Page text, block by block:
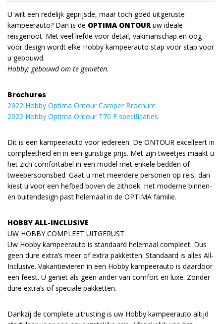
U wilt een redelijk geprijsde, maar toch goed uitgeruste
kampeerauto? Dan is de OPTIMA ONTOUR uw ideale
reisgenoot. Met veel liefde voor detail, vakmanschap en oog
voor design wordt elke Hobby kampeerauto stap voor stap voor
u gebouwd.
Hobby; gebouwd om te genieten.
Brochures
2022 Hobby Optima Ontour Camper Brochure
2022 Hobby Optima Ontour T70 F specificaties
Dit is een kampeerauto voor iedereen. De ONTOUR excelleert in
compleetheid en in een gunstige prijs. Met zijn tweetjes maakt u
het zich comfortabel in een model met enkele bedden of
tweepersoonsbed. Gaat u met meerdere personen op reis, dan
kiest u voor een hefbed boven de zithoek. Het moderne binnen-
en buitendesign past helemaal in de OPTIMA familie.
HOBBY ALL-INCLUSIVE
UW HOBBY COMPLEET UITGERUST.
Uw Hobby kampeerauto is standaard helemaal compleet. Dus
geen dure extra’s meer of extra pakketten. Standaard is alles All-
Inclusive. Vakantievieren in een Hobby kampeerauto is daardoor
een feest. U geniet als geen ander van comfort en luxe. Zonder
dure extra’s of speciale pakketten.
Dankzij de complete uitrusting is uw Hobby kampeerauto altijd